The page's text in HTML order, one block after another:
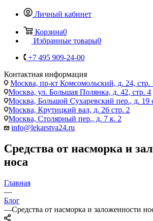
Личный кабинет
Корзина0
Избранные товары0
+7 495 909-24-00
Контактная информация
Москва, пр-кт Комсомольский, д. 24, стр.
Москва, ул. Большая Полянка, д. 42, стр. 4
Москва, Большой Сухаревский пер., д. 19
Москва, Крутицкий вал, д. 26 стр. 2
Москва, Столярный пер., д. 7 к. 2
info@lekarstva24.ru
Средства от насморка и
носа
Главная
—
Блог
—Средства от насморка и заложенности